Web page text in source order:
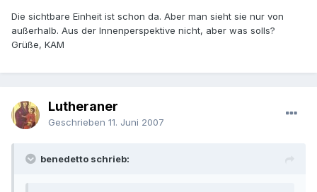
Die sichtbare Einheit ist schon da. Aber man sieht sie nur von
außerhalb. Aus der Innenperspektive nicht, aber was solls?
Grüße, KAM
Lutheraner
Geschrieben 11. Juni 2007
benedetto schrieb: